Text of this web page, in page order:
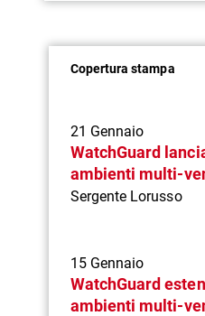
Copertura stampa
21 Gennaio
WatchGuard
ambienti multi-
Sergente Lorusso
15 Gennaio
WatchGuard
ambienti multi-